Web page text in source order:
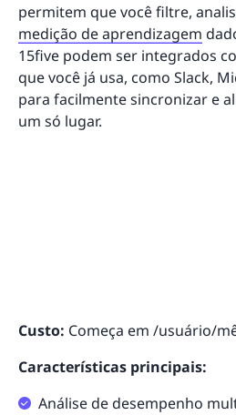
permitem que você filtre,
medição de aprendizagem
15five podem ser integrados
que você já usa, como Slack,
para facilmente sincronizar e
um só lugar.
Custo: Começa em /usuário/
Características principais:
Análise de desempenho